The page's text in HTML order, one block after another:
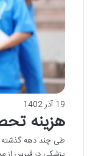
19 آذر 1402
هزینه
طی چند دهه